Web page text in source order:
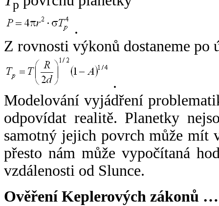
p
.
Z rovnosti výkonů dostaneme po
.
Modelování vyjádření
odpovídat realitě. Planetky
samotný jejich povrch může mít
přesto nám může vypočítaná
vzdálenosti od Slunce.
Ověření Keplerových zákonů …